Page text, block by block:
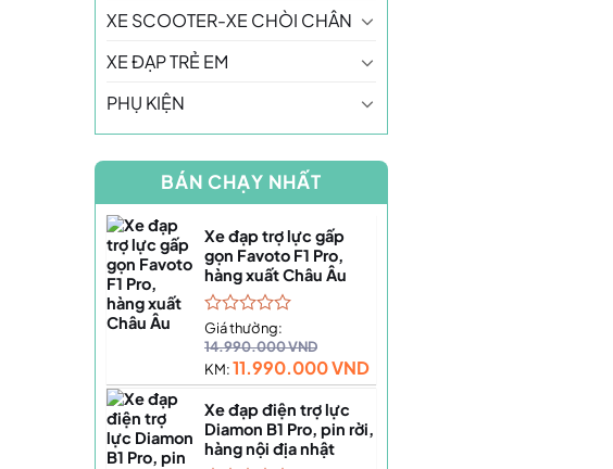
XE SCOOTER-XE CHÒI CHÂN
XE ĐẠP TRẺ EM
PHỤ KIỆN
BÁN CHẠY NHẤT
Xe đạp trợ lực gấp
gọn Favoto F1 Pro,
hàng xuất Châu Âu
Được
xếp
hạng
0
sao
Giá thường:
14.990.000VND
KM:11.990.000VND
Xe đạp điện trợ lực
Diamon B1 Pro, pin rời,
hàng nội địa nhật